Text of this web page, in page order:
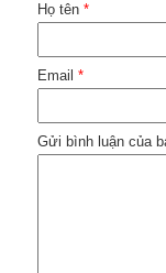
Họ tên *
Email *
Gửi bình luận của